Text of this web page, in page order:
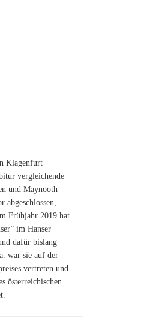
Klagenfurt
vergleichende
und Maynooth
Frühjahr 2019 hat
im Hanser
dafür bislang
war sie auf der
vertreten und
österreichischen